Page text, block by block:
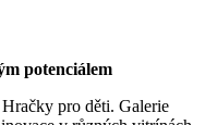
potenciálem
pro děti. Galerie